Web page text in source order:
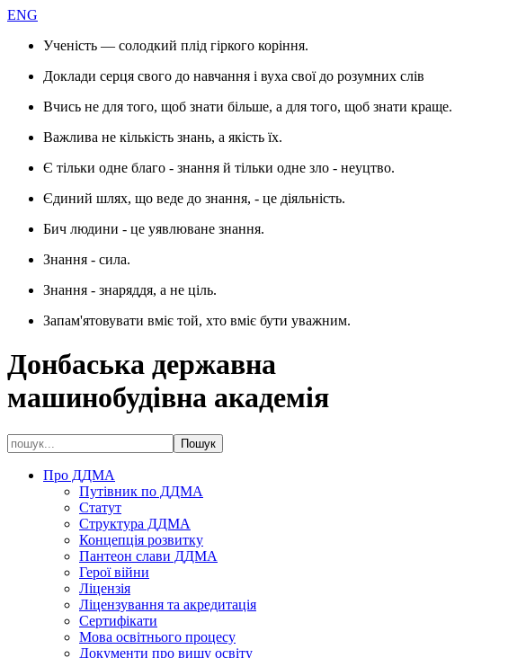
ENG
Ученість — солодкий плід гіркого коріння.
Доклади серця свого до навчання і вуха свої до розумних слів
Вчись не для того, щоб знати більше, а для того, щоб знати краще.
Важлива не кількість знань, а якість їх.
Є тільки одне благо - знання й тільки одне зло - неуцтво.
Єдиний шлях, що веде до знання, - це діяльність.
Бич людини - це уявлюване знання.
Знання - сила.
Знання - знаряддя, а не ціль.
Запам'ятовувати вміє той, хто вміє бути уважним.
Донбаська державна
машинобудівна академія
Про ДДМА
Путівник по ДДМА
Статут
Структура ДДМА
Концепція розвитку
Пантеон слави ДДМА
Герої війни
Ліцензія
Ліцензування та акредитація
Сертифікати
Мова освітнього процесу
Документи про вищу освіту